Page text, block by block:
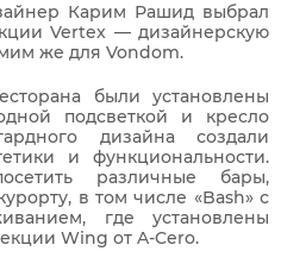
Карим Рашид выбрал
Vertex — дизайнерскую
же для Vondom.
были установлены
подсветкой и кресло
дизайна создали
и функциональности.
различные бары,
в том числе «Bash» с
где установлены
Wing от A-Cero.